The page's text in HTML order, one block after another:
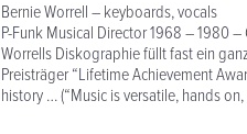
Bernie Worrell – keyboards, vocals
P-Funk Musical Director 1968 – 1980
Worrells Diskographie füllt fast ein
Preisträger “Lifetime Achievement
history … (“Music is versatile, hands